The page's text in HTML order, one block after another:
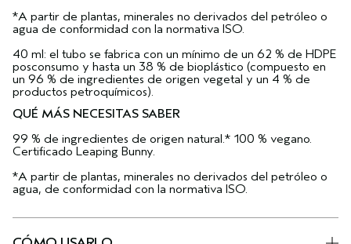
*A partir de plantas, minerales no derivados del petróleo o
agua de conformidad con la normativa ISO.
40 ml: el tubo se fabrica con un mínimo de un 62 % de HDPE
posconsumo y hasta un 38 % de bioplástico (compuesto en
un 96 % de ingredientes de origen vegetal y un 4 % de
productos petroquímicos).
QUÉ MÁS NECESITAS SABER
99 % de ingredientes de origen natural.* 100 % vegano.
Certificado Leaping Bunny.
*A partir de plantas, minerales no derivados del petróleo o
agua, de conformidad con la normativa ISO.